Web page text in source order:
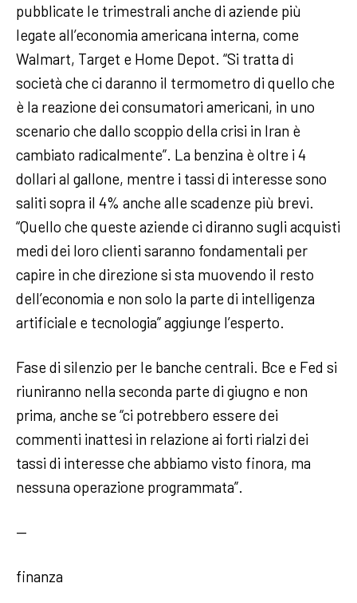
pubblicate le trimestrali anche di aziende più
legate all’economia americana interna, come
Walmart, Target e Home Depot. “Si tratta di
società che ci daranno il termometro di quello che
è la reazione dei consumatori americani, in uno
scenario che dallo scoppio della crisi in Iran è
cambiato radicalmente”. La benzina è oltre i 4
dollari al gallone, mentre i tassi di interesse sono
saliti sopra il 4% anche alle scadenze più brevi.
“Quello che queste aziende ci diranno sugli acquisti
medi dei loro clienti saranno fondamentali per
capire in che direzione si sta muovendo il resto
dell’economia e non solo la parte di intelligenza
artificiale e tecnologia” aggiunge l’esperto.
Fase di silenzio per le banche centrali. Bce e Fed si
riuniranno nella seconda parte di giugno e non
prima, anche se “ci potrebbero essere dei
commenti inattesi in relazione ai forti rialzi dei
tassi di interesse che abbiamo visto finora, ma
nessuna operazione programmata”.
—
finanza